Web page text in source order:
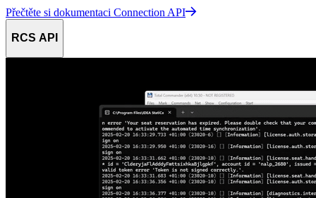
Přečtěte si dokumentaci Connection API
RCS API